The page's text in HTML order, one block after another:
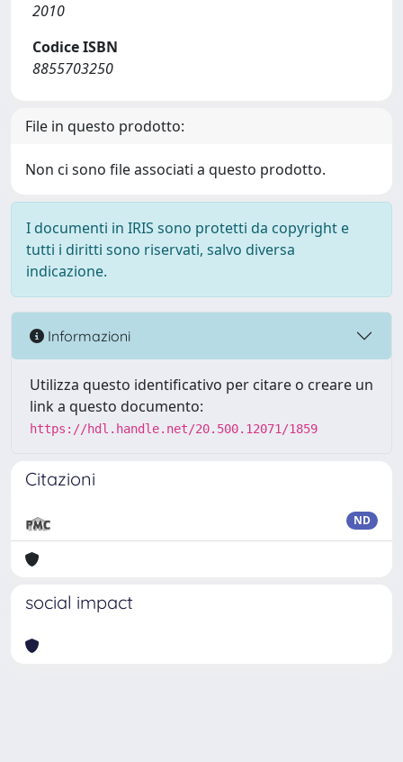
2010
Codice ISBN
8855703250
File in questo prodotto:
Non ci sono file associati a questo prodotto.
I documenti in IRIS sono protetti da copyright e
tutti i diritti sono riservati, salvo diversa
indicazione.
Informazioni
Utilizza questo identificativo per citare o creare un
link a questo documento:
https://hdl.handle.net/20.500.12071/1859
Citazioni
ND
social impact